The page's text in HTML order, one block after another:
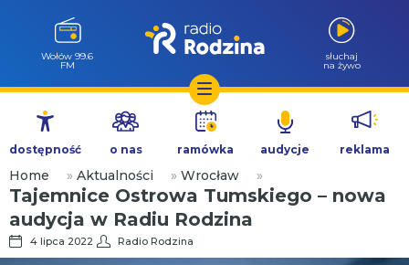
Przejdź
treści
Wołów 99.6
FM
słuchaj
na żywo
dostępność o nas ramówka audycje reklama
Home » Aktualności » Wrocław »
Tajemnice Ostrowa Tumskiego – nowa
audycja w Radiu Rodzina
4 lipca 2022 Radio Rodzina